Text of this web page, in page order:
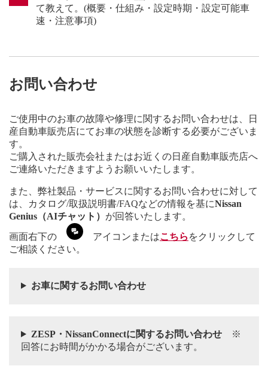
て教えて。(概要・仕組み・設定時期・設定可能車
速・注意事項)
お問い合わせ
ご使用中のお車の故障や修理に関するお問い合わせは、日
産自動車販売店にてお車の状態を診断する必要がございま
す。
ご購入された販売会社またはお近くの日産自動車販売店へ
ご連絡いただきますようお願いいたします。
また、弊社製品・サービスに関するお問い合わせに対して
は、カタログ/取扱説明書/FAQなどの情報を基にNissan
Genius（AIチャット） が回答いたします。
画面右下の アイコンまたは こちら をクリックして
ご相談ください。
お車に関するお問い合わせ
ZESP・NissanConnectに関するお問い合わせ※
回答にお時間がかかる場合がございます。